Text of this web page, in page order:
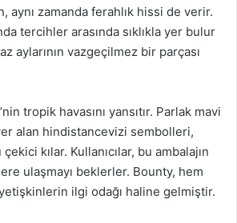
aynı zamanda ferahlık hissi de verir.
tercihler arasında sıklıkla yer bulur
aylarının vazgeçilmez bir parçası
tropik havasını yansıtır. Parlak mavi
alan hindistancevizi sembolleri,
kılar. Kullanıcılar, bu ambalajın
ulaşmayı beklerler. Bounty, hem
ilgi odağı haline gelmiştir.